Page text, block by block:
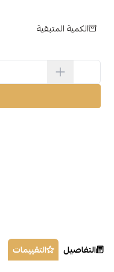
الكمية المتبقية
التفاصيل التقييمات